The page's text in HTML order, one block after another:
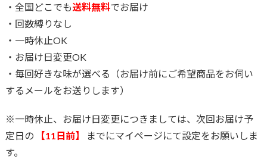
・全国どこでも送料無料でお届け
・回数縛りなし
・一時休止OK
・お届け日変更OK
・毎回好きな味が選べる（お届け前にご希望商品をお伺い
するメールをお送りします）
※一時休止、お届け日変更につきましては、次回お届け予
定日の 【11日前】 までにマイページにて設定をお願いしま
す。